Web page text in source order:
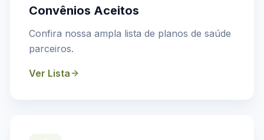
Convênios Aceitos
Confira nossa ampla lista de planos de saúde
parceiros.
Ver Lista